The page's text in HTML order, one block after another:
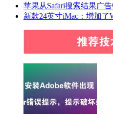
苹果从Safari搜索结果广
新款24英寸iMac：增加了